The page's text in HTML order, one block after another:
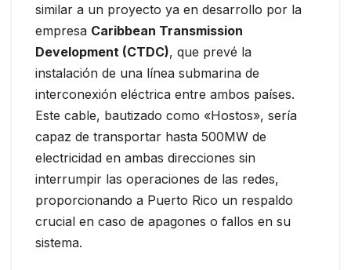
similar a un proyecto ya en desarrollo por la
empresa Caribbean Transmission
Development (CTDC), que prevé la
instalación de una línea submarina de
interconexión eléctrica entre ambos países.
Este cable, bautizado como «Hostos», sería
capaz de transportar hasta 500MW de
electricidad en ambas direcciones sin
interrumpir las operaciones de las redes,
proporcionando a Puerto Rico un respaldo
crucial en caso de apagones o fallos en su
sistema.